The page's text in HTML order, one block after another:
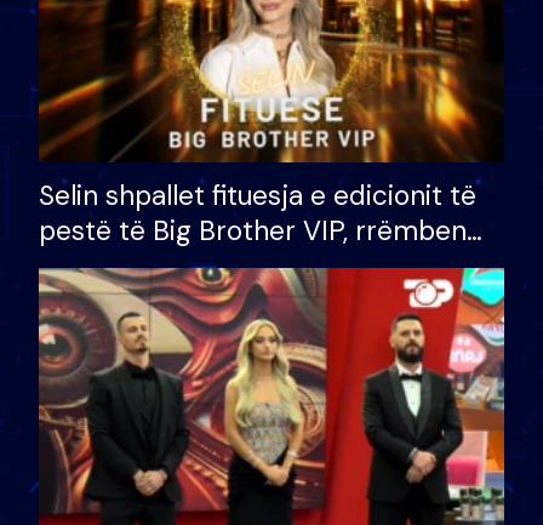
Selin shpallet fituesja e edicionit të
pestë të Big Brother VIP, rrëmben
çmimin e madh prej 100 mijë eurosh